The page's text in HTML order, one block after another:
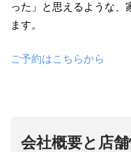
った」と思えるような、
ます。
ご予約はこちらから
会社概要と店